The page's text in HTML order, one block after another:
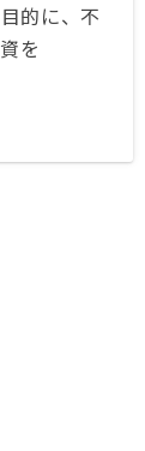
的に、不
を